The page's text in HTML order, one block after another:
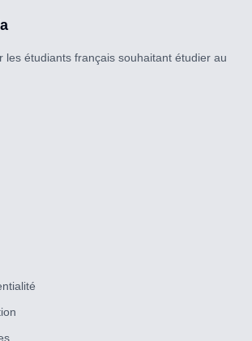
les étudiants français souhaitant étudier au